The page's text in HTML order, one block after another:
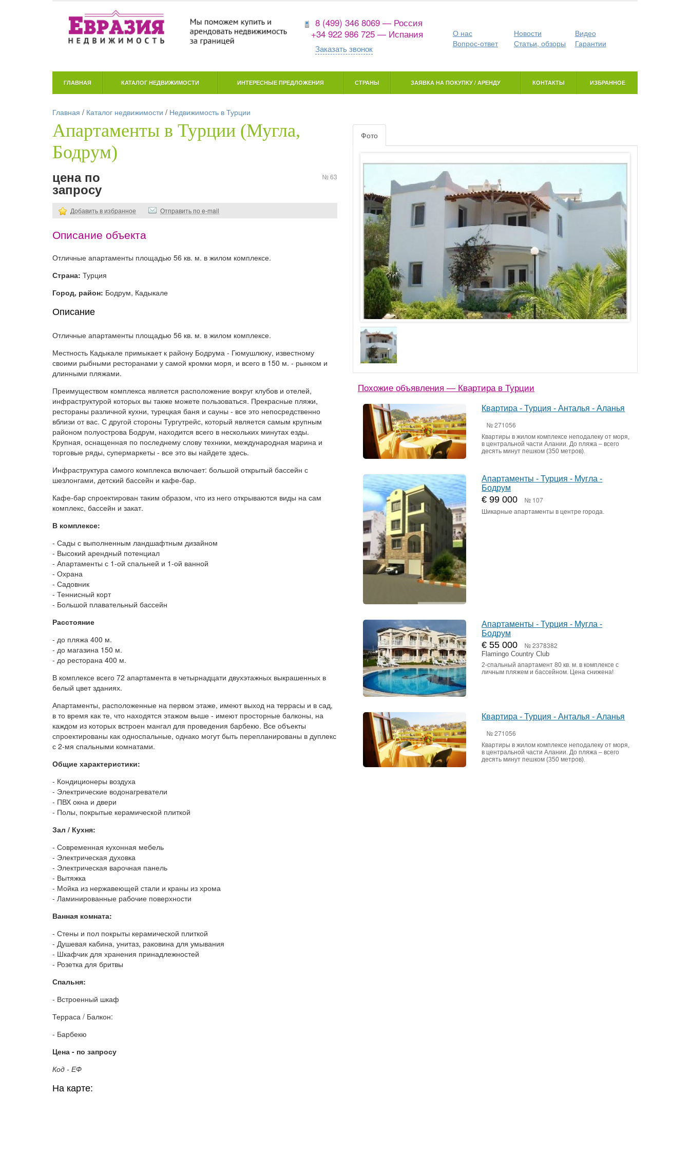
8 (499) 346 8069 — Россия
+34 922 986 725 — Испания
Заказать звонок
О нас Новости
Видео
Вопрос-ответ
Статьи, обзоры Гарантии
ГЛАВНАЯ КАТАЛОГ НЕДВИЖИМОСТИ ИНТЕРЕСНЫЕ ПРЕДЛОЖЕНИЯ СТРАНЫ ЗАЯВКА НА ПОКУПКУ / АРЕНДУ КОНТАКТЫ ИЗБРАННОЕ
Главная / Каталог недвижимости / Недвижимость в Турции
Апартаменты в Турции (Мугла,
Бодрум)
цена по
запросу
№ 63
Добавить в избранное Отправить по e-mail
Описание объекта
Отличные апартаменты площадью 56 кв. м. в жилом комплексе.
Страна: Турция
Город, район: Бодрум, Кадыкале
Описание
Отличные апартаменты площадью 56 кв. м. в жилом комплексе.
Местность Кадыкале примыкает к району Бодрума - Гюмушлюку, известному
своими рыбными ресторанами у самой кромки моря, и всего в 150 м. - рынком и
длинными пляжами.
Преимуществом комплекса является расположение вокруг клубов и отелей,
инфраструктурой которых вы также можете пользоваться. Прекрасные пляжи,
рестораны различной кухни, турецкая баня и сауны - все это непосредственно
вблизи от вас. С другой стороны Тургутрейс, который является самым крупным
районом полуострова Бодрум, находится всего в нескольких минутах езды.
Крупная, оснащенная по последнему слову техники, международная марина и
торговые ряды, супермаркеты - все это вы найдете здесь.
Инфраструктура самого комплекса включает: большой открытый бассейн с
шезлонгами, детский бассейн и кафе-бар.
Кафе-бар спроектирован таким образом, что из него открываются виды на сам
комплекс, бассейн и закат.
В комплексе:
- Сады с выполненным ландшафтным дизайном
- Высокий арендный потенциал
- Апартаменты с 1-ой спальней и 1-ой ванной
- Охрана
- Садовник
- Теннисный корт
- Большой плавательный бассейн
Расстояние
- до пляжа 400 м.
- до магазина 150 м.
- до ресторана 400 м.
В комплексе всего 72 апартамента в четырнадцати двухэтажных выкрашенных в
белый цвет зданиях.
Апартаменты, расположенные на первом этаже, имеют выход на террасы и в сад,
в то время как те, что находятся этажом выше - имеют просторные балконы, на
каждом из которых встроен мангал для проведения барбекю. Все объекты
спроектированы как односпальные, однако могут быть перепланированы в дуплекс
с 2-мя спальными комнатами.
Общие характеристики:
- Кондиционеры воздуха
- Электрические водонагреватели
- ПВХ окна и двери
- Полы, покрытые керамической плиткой
Зал / Кухня:
- Современная кухонная мебель
- Электрическая духовка
- Электрическая варочная панель
- Вытяжка
- Мойка из нержавеющей стали и краны из хрома
- Ламинированные рабочие поверхности
Ванная комната:
- Стены и пол покрыты керамической плиткой
- Душевая кабина, унитаз, раковина для умывания
- Шкафчик для хранения принадлежностей
- Розетка для бритвы
Спальня:
- Встроенный шкаф
Терраса / Балкон:
- Барбекю
Цена - по запросу
Код - ЕФ
На карте:
Фото
Похожие объявления — Квартира в Турции
Квартира - Турция - Анталья - Аланья
№ 271056
Квартиры в жилом комплексе неподалеку от моря,
в центральной части Алании. До пляжа – всего
десять минут пешком (350 метров).
Апартаменты - Турция - Мугла -
Бодрум
€ 99 000 № 107
Шикарные апартаменты в центре города.
Апартаменты - Турция - Мугла -
Бодрум
€ 55 000 № 2378382
Flamingo Country Club
2-спальный апартамент 80 кв. м. в комплексе с
личным пляжем и бассейном. Цена снижена!
Квартира - Турция - Анталья - Аланья
№ 271056
Квартиры в жилом комплексе неподалеку от моря,
в центральной части Алании. До пляжа – всего
десять минут пешком (350 метров).